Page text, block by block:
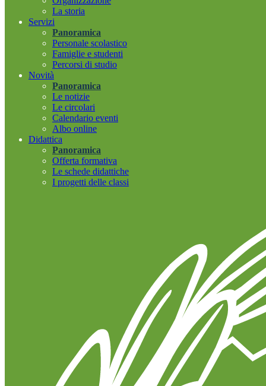
La storia
Servizi
Panoramica
Personale scolastico
Famiglie e studenti
Percorsi di studio
Novità
Panoramica
Le notizie
Le circolari
Calendario eventi
Albo online
Didattica
Panoramica
Offerta formativa
Le schede didattiche
I progetti delle classi